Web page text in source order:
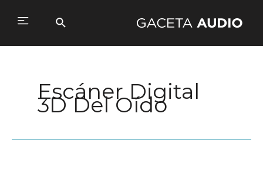
Buscar
Escáner Digital
3D Del Oído